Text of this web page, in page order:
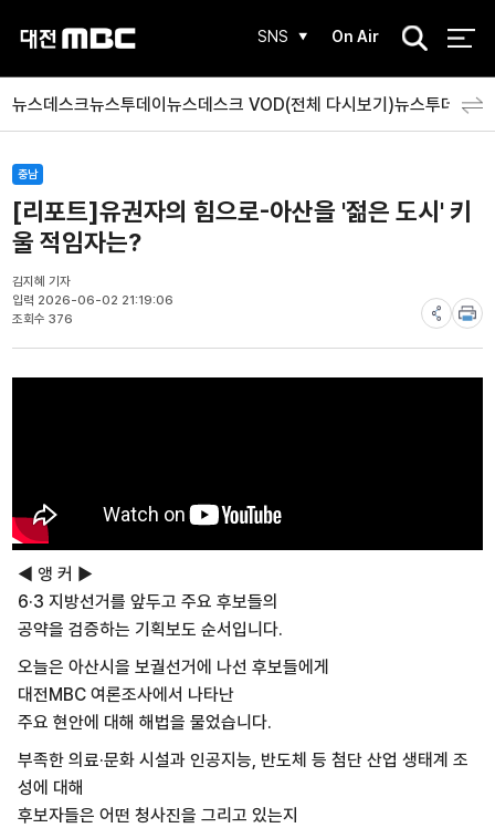
SNS On Air
검
뉴스데스크뉴스투데이뉴스데스크 VOD(전체 다시보기)뉴스투데이
충남
[리포트]유권자의 힘으로-아산을 '젊은 도시' 키
울 적임자는?
김지혜 기자
입력 2026-06-02 21:19:06
조회수 376
◀ 앵 커 ▶
6·3 지방선거를 앞두고 주요 후보들의
공약을 검증하는 기획보도 순서입니다.
오늘은 아산시을 보궐선거에 나선 후보들에게
대전MBC 여론조사에서 나타난
주요 현안에 대해 해법을 물었습니다.
부족한 의료·문화 시설과 인공지능, 반도체 등 첨단 산업 생태계 조
성에 대해
후보자들은 어떤 청사진을 그리고 있는지